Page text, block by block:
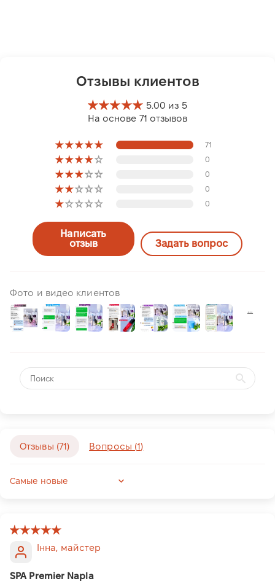
Отзывы клиентов
5.00 из 5
На основе 71 отзывов
71
0
0
0
0
Написать
отзыв
Задать вопрос
Фото и видео клиентов
Отзывы (71) Вопросы (1)
Sort by
Інна, майстер
SPA Premier Napla